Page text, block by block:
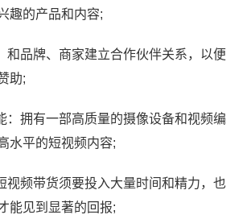
趣的产品和内容;
和品牌、商家建立合作伙伴关系，以便
助;
：拥有一部高质量的摄像设备和视频编
水平的短视频内容;
视频带货须要投入大量时间和精力，也
能见到显著的回报;